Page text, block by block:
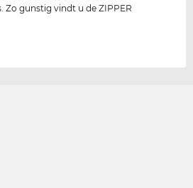
Zo gunstig vindt u de ZIPPER